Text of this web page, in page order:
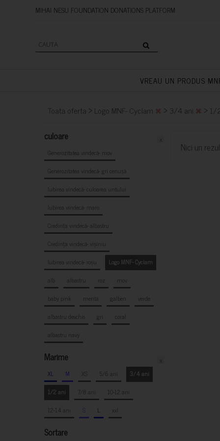
MIHAI NESU FOUNDATION
VREAU UN PRODUS
Toata oferta > Logo MNF- Cyclam > 3/4 ani > 1/
culoare
Generozitatea vindecă- mov
Generozitatea vindecă- gri cenușă
Iubirea vindecă- culoarea untului
Iubirea vindecă- maro
Credința vindecă- albastru
Credința vindecă- vișiniu
Iubirea vindecă- roșu
Logo MNF- Cyclam
alb
albastru roz
mov
baby pink
mentă galben
verde
albastru deschis
gri
coral
albastru navy
Marime
XL M XS 5/6 ani
3/4 ani
1/2 ani
7/8 ani
10-12 ani
12-14 ani
S L xxl
Sortare
Nici un